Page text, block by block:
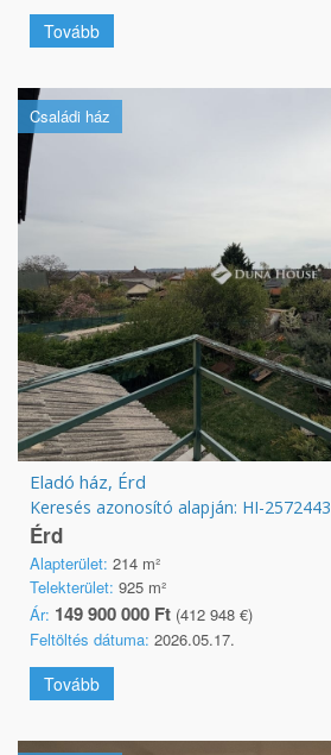
Tovább
Családi ház
Eladó ház, Érd
Keresés azonosító alapján: HI-2572443
Érd
Alapterület: 214 m²
Telekterület: 925 m²
Ár: 149 900 000 Ft (412 948 €)
Feltöltés dátuma: 2026.05.17.
Tovább